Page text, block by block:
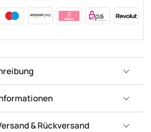
& Rückversand